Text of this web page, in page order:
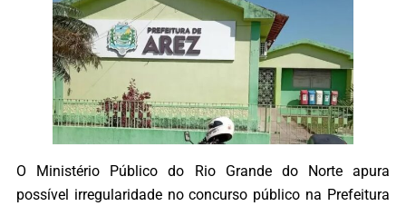
O Ministério Público do Rio Grande do Norte apura
possível irregularidade no concurso público na Prefeitura